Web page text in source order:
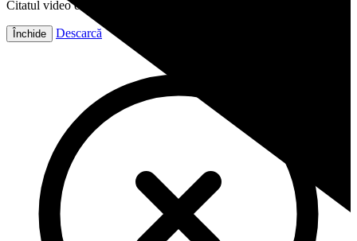
Citatul video este gata!
Închide Descarcă